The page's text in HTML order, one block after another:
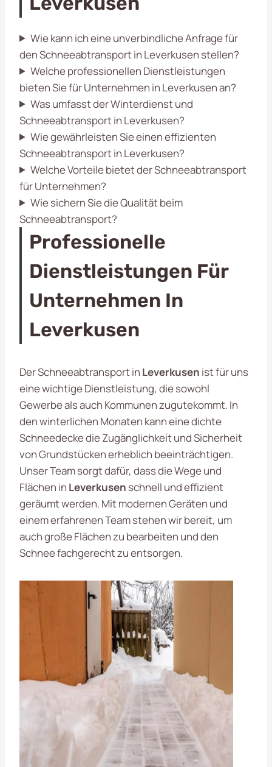
Wie kann ich eine unverbindliche Anfrage für
den Schneeabtransport in Leverkusen stellen?
Welche professionellen Dienstleistungen
bieten Sie für Unternehmen in Leverkusen an?
Was umfasst der Winterdienst und
Schneeabtransport in Leverkusen?
Wie gewährleisten Sie einen effizienten
Schneeabtransport in Leverkusen?
Welche Vorteile bietet der Schneeabtransport
für Unternehmen?
Wie sichern Sie die Qualität beim
Schneeabtransport?
Professionelle
Dienstleistungen Für
Unternehmen In
Leverkusen
Der Schneeabtransport in Leverkusen ist für uns
eine wichtige Dienstleistung, die sowohl
Gewerbe als auch Kommunen zugutekommt. In
den winterlichen Monaten kann eine dichte
Schneedecke die Zugänglichkeit und Sicherheit
von Grundstücken erheblich beeinträchtigen.
Unser Team sorgt dafür, dass die Wege und
Flächen in Leverkusen schnell und effizient
geräumt werden. Mit modernen Geräten und
einem erfahrenen Team stehen wir bereit, um
auch große Flächen zu bearbeiten und den
Schnee fachgerecht zu entsorgen.